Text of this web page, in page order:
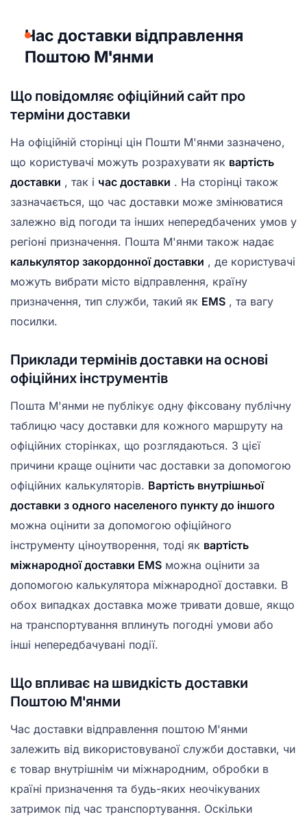
Час доставки відправлення
Поштою М'янми
Що повідомляє офіційний сайт про
терміни доставки
На офіційній сторінці цін Пошти М'янми зазначено,
що користувачі можуть розрахувати як вартість
доставки , так і час доставки . На сторінці також
зазначається, що час доставки може змінюватися
залежно від погоди та інших непередбачених умов у
регіоні призначення. Пошта М'янми також надає
калькулятор закордонної доставки , де користувачі
можуть вибрати місто відправлення, країну
призначення, тип служби, такий як EMS , та вагу
посилки.
Приклади термінів доставки на основі
офіційних інструментів
Пошта М'янми не публікує одну фіксовану публічну
таблицю часу доставки для кожного маршруту на
офіційних сторінках, що розглядаються. З цієї
причини краще оцінити час доставки за допомогою
офіційних калькуляторів. Вартість внутрішньої
доставки з одного населеного пункту до іншого
можна оцінити за допомогою офіційного
інструменту ціноутворення, тоді як вартість
міжнародної доставки EMS можна оцінити за
допомогою калькулятора міжнародної доставки. В
обох випадках доставка може тривати довше, якщо
на транспортування вплинуть погодні умови або
інші непередбачувані події.
Що впливає на швидкість доставки
Поштою М'янми
Час доставки відправлення поштою М'янми
залежить від використовуваної служби доставки, чи
є товар внутрішнім чи міжнародним, обробки в
країні призначення та будь-яких неочікуваних
затримок під час транспортування. Оскільки